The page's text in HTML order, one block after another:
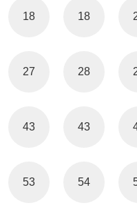
18 18
27 28
43 43
53 54